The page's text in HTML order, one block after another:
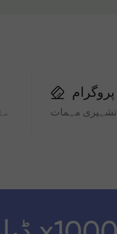
تشہیری مہمات